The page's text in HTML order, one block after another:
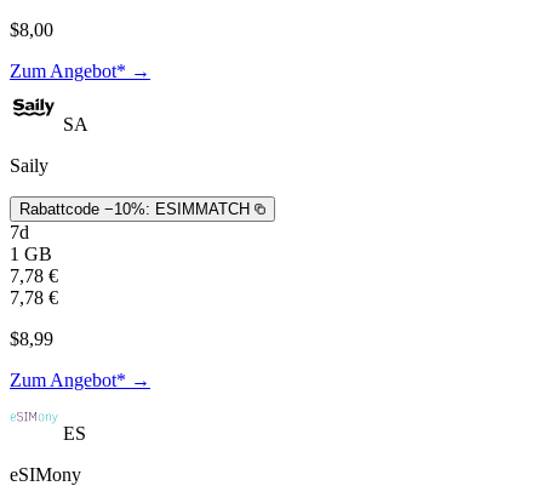
$8,00
Zum Angebot* →
SA
Saily
Rabattcode −10%: ESIMMATCH
7d
1 GB
7,78 €
7,78 €
$8,99
Zum Angebot* →
ES
eSIMony